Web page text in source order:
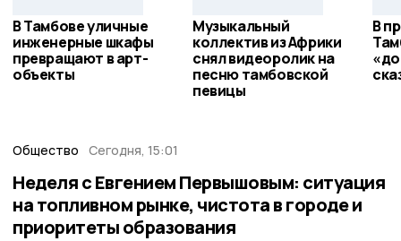
В Тамбове уличные
инженерные шкафы
превращают в арт-
объекты
Музыкальный
коллектив из Африки
снял видеоролик на
песню тамбовской
певицы
В
Общество Сегодня, 15:01
Неделя с Евгением Первышовым: ситуация
на топливном рынке, чистота в городе и
приоритеты образования